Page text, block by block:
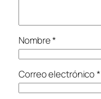
Nombre*
Correo electrónico*